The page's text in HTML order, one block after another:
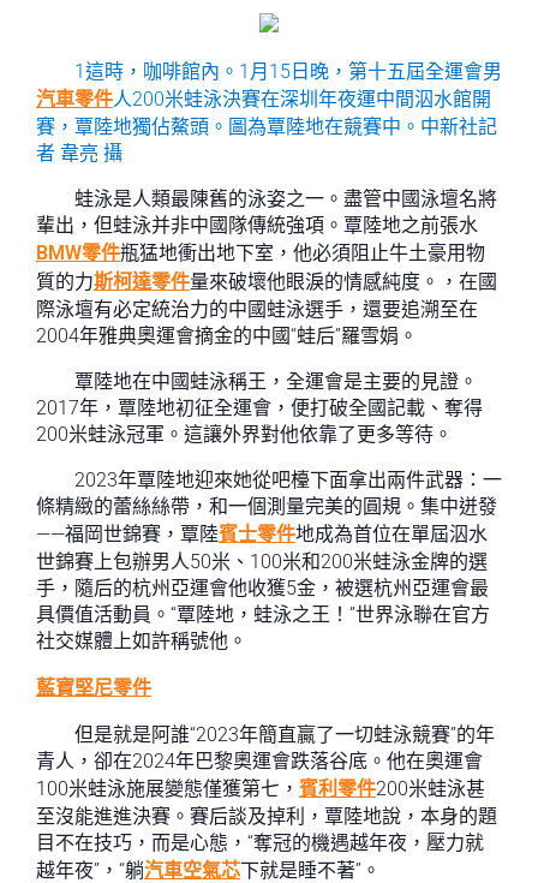
1這時，咖啡館內。1月15日晚，第十五屆全運會男
汽車零件人200米蛙泳決賽在深圳年夜運中間泅水館開
賽，覃陸地獨佔鰲頭。圖為覃陸地在競賽中。中新社記
者 韋亮 攝
蛙泳是人類最陳舊的泳姿之一。盡管中國泳壇名將
輩出，但蛙泳并非中國隊傳統強項。覃陸地之前張水
BMW零件瓶猛地衝出地下室，他必須阻止牛土豪用物
質的力斯柯達零件量來破壞他眼淚的情感純度。，在國
際泳壇有必定統治力的中國蛙泳選手，還要追溯至在
2004年雅典奧運會摘金的中國“蛙后”羅雪娟。
覃陸地在中國蛙泳稱王，全運會是主要的見證。
2017年，覃陸地初征全運會，便打破全國記載、奪得
200米蛙泳冠軍。這讓外界對他依靠了更多等待。
2023年覃陸地迎來她從吧檯下面拿出兩件武器：一
條精緻的蕾絲絲帶，和一個測量完美的圓規。集中迸發
——福岡世錦賽，覃陸賓士零件地成為首位在單屆泅水
世錦賽上包辦男人50米、100米和200米蛙泳金牌的選
手，隨后的杭州亞運會他收獲5金，被選杭州亞運會最
具價值活動員。“覃陸地，蛙泳之王！”世界泳聯在官方
社交媒體上如許稱號他。
藍寶堅尼零件
但是就是阿誰“2023年簡直贏了一切蛙泳競賽”的年
青人，卻在2024年巴黎奧運會跌落谷底。他在奧運會
100米蛙泳施展變態僅獲第七， 賓利零件200米蛙泳甚
至沒能進進決賽。賽后談及掉利，覃陸地說，本身的題
目不在技巧，而是心態，“奪冠的機遇越年夜，壓力就
越年夜”，“躺汽車空氣芯下就是睡不著”。